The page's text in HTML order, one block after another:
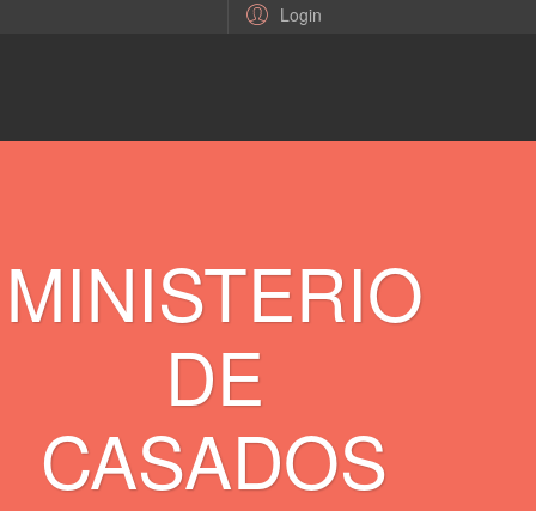
Login
MINISTERIO
DE
CASADOS